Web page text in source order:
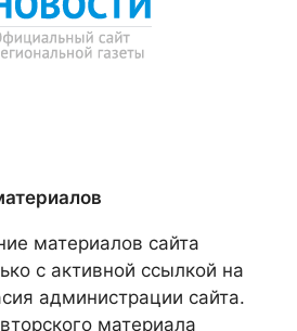
материалов сайта
с активной ссылкой на
администрации сайта.
материала